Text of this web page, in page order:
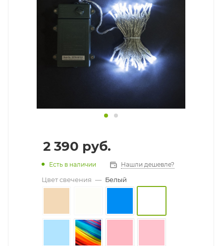
2 390 руб.
Есть в наличии Нашли дешевле?
Цвет свечения — Белый